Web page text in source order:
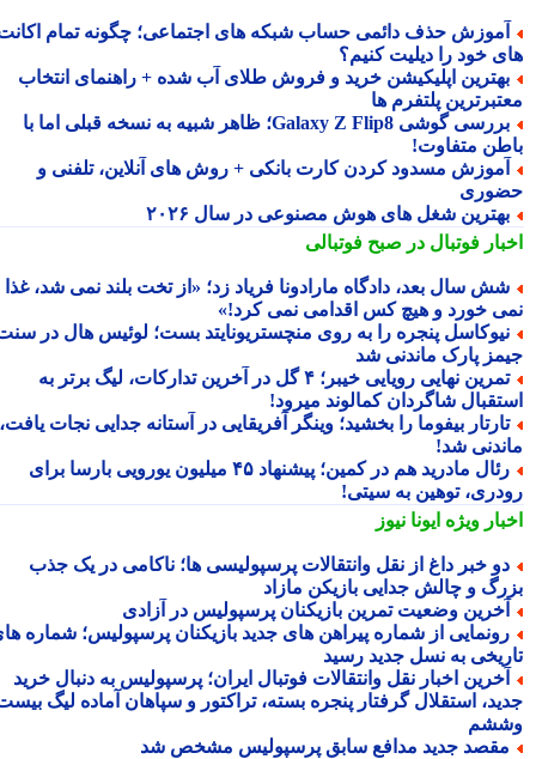
حذف دائمی حساب شبکه های اجتماعی؛ چگونه تمام اکانت
خود را دیلیت کنیم؟
اپلیکیشن خرید و فروش طلای آب شده + راهنمای انتخاب
پلتفرم ها
بررسی گوشی Galaxy Z Flip8؛ ظاهر شبیه به نسخه قبلی اما با
متفاوت!
مسدود کردن کارت بانکی + روش های آنلاین، تلفنی و
شغل های هوش مصنوعی در سال ۲۰۲۶
فوتبال در صبح فوتبالی
سال بعد، دادگاه مارادونا فریاد زد؛ «از تخت بلند نمی شد، غذا
خورد و هیچ کس اقدامی نمی کرد!»
پنجره را به روی منچستریونایتد بست؛ لوئیس هال در سنت
پارک ماندنی شد
تمرین نهایی رویایی خیبر؛ ۴ گل در آخرین تدارکات، لیگ برتر به
شاگردان کمالوند میرود!
بیفوما را بخشید؛ وینگر آفریقایی در آستانه جدایی نجات یافت،
شد!
رئال مادرید هم در کمین؛ پیشنهاد ۴۵ میلیون یورویی بارسا برای
توهین به سیتی!
ویژهایونا نیوز
خبر داغ از نقل وانتقالات پرسپولیسی ها؛ ناکامی در یک جذب
و چالش جدایی بازیکن مازاد
وضعیت تمرین بازیکنان پرسپولیس در آزادی
از شماره پیراهن های جدید بازیکنان پرسپولیس؛ شماره های
به نسل جدید رسید
اخبار نقل وانتقالات فوتبال ایران؛ پرسپولیس به دنبال خرید
استقلال گرفتار پنجره بسته، تراکتور و سپاهان آماده لیگ بیست
جدید مدافع سابق پرسپولیس مشخص شد